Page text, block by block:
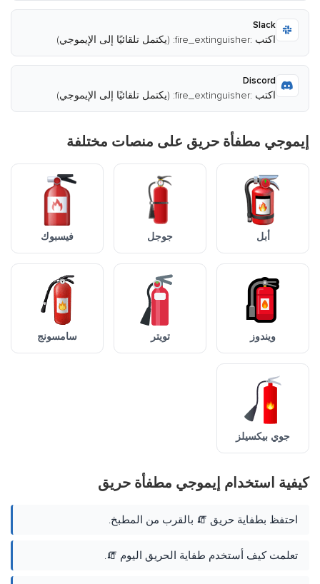
Slack
اكتب :fire_extinguisher: (يكتمل تلقائيًا إلى الإيموجي)
Discord
اكتب :fire_extinguisher: (يكتمل تلقائيًا إلى الإيموجي)
إيموجي مطفأة حريق على منصات مختلفة
أبل جوجل فيسبوك
ويندوز تويتر سامسونج
جوي بيكسيلز
كيفية استخدام إيموجي مطفأة حريق
احتفظ بطفاية حريق 🧯 بالقرب من المطبخ.
تعلمت كيف أستخدم طفاية الحريق اليوم 🧯.